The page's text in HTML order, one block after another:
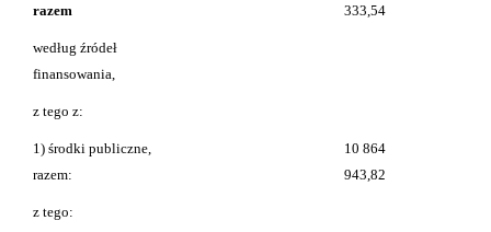
razem
333,54
według źródeł
finansowania,
z tego z:
1) środki publiczne,
razem:
10 864
943,82
z tego: